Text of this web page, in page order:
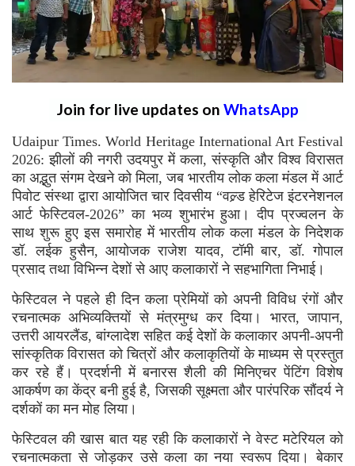
Join for live updates on WhatsApp
Udaipur Times. World Heritage International Art Festival
2026: झीलों की नगरी उदयपुर में कला, संस्कृति और विश्व विरासत
का अद्भुत संगम देखने को मिला, जब भारतीय लोक कला मंडल में आर्ट
पिवोट संस्था द्वारा आयोजित चार दिवसीय “वल्र्ड हेरिटेज इंटरनेशनल
आर्ट फेस्टिवल-2026” का भव्य शुभारंभ हुआ। दीप प्रज्वलन के
साथ शुरू हुए इस समारोह में भारतीय लोक कला मंडल के निदेशक
डॉ. लईक हुसैन, आयोजक राजेश यादव, टॉमी बार, डॉ. गोपाल
प्रसाद तथा विभिन्न देशों से आए कलाकारों ने सहभागिता निभाई।
फेस्टिवल ने पहले ही दिन कला प्रेमियों को अपनी विविध रंगों और
रचनात्मक अभिव्यक्तियों से मंत्रमुग्ध कर दिया। भारत, जापान,
उत्तरी आयरलैंड, बांग्लादेश सहित कई देशों के कलाकार अपनी-अपनी
सांस्कृतिक विरासत को चित्रों और कलाकृतियों के माध्यम से प्रस्तुत
कर रहे हैं। प्रदर्शनी में बनारस शैली की मिनिएचर पेंटिंग विशेष
आकर्षण का केंद्र बनी हुई है, जिसकी सूक्ष्मता और पारंपरिक सौंदर्य ने
दर्शकों का मन मोह लिया।
फेस्टिवल की खास बात यह रही कि कलाकारों ने वेस्ट मटेरियल को
रचनात्मकता से जोड़कर उसे कला का नया स्वरूप दिया। बेकार